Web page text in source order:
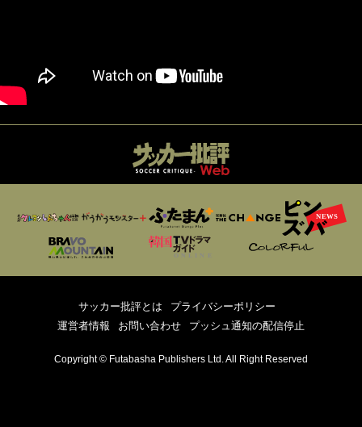
サッカー批評とは
プライバシーポリシー
運営者情報
お問い合わせ プッシュ通知の配信停止
Copyright © Futabasha Publishers Ltd. All Right Reserved